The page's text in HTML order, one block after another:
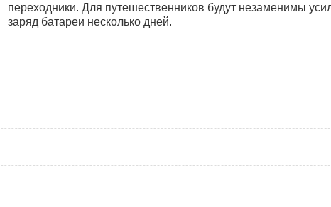
переходники. Для путешественников будут незаменимы
заряд батареи несколько дней.